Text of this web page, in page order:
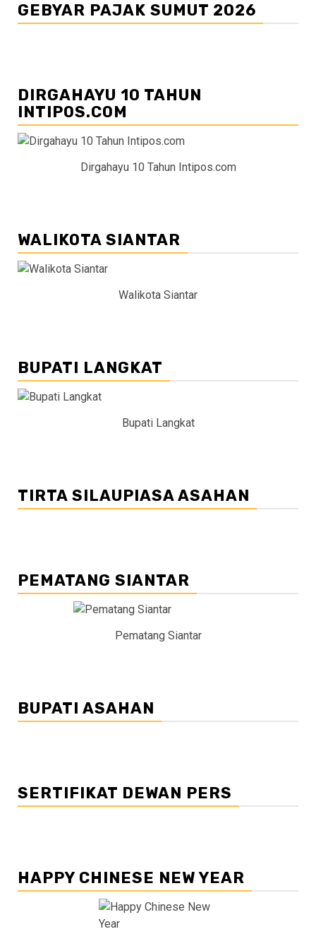
GEBYAR PAJAK SUMUT 2026
DIRGAHAYU 10 TAHUN
INTIPOS.COM
Dirgahayu 10 Tahun Intipos.com
WALIKOTA SIANTAR
Walikota Siantar
BUPATI LANGKAT
Bupati Langkat
TIRTA SILAUPIASA ASAHAN
PEMATANG SIANTAR
Pematang Siantar
BUPATI ASAHAN
SERTIFIKAT DEWAN PERS
HAPPY CHINESE NEW YEAR